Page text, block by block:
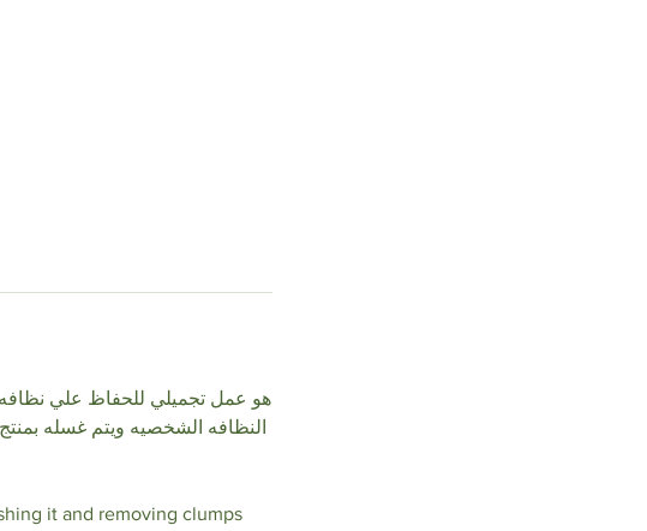
هو عمل تجميلي للحفاظ علي
النظافه الشخصيه ويتم غسله
it and removing clumps